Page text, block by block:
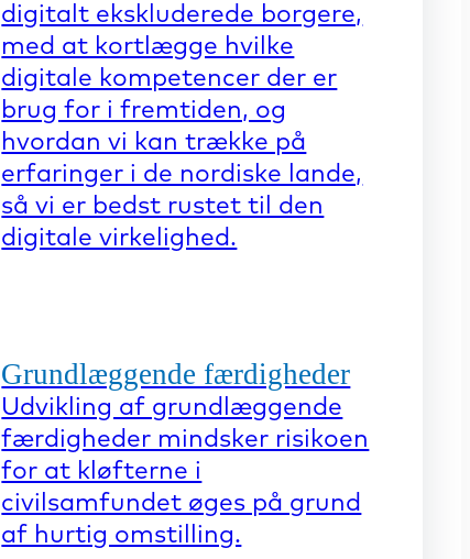
digitalt ekskluderede borgere,
med at kortlægge hvilke
digitale kompetencer der er
brug for i fremtiden, og
hvordan vi kan trække på
erfaringer i de nordiske lande,
så vi er bedst rustet til den
digitale virkelighed.
Grundlæggende færdigheder
Udvikling af grundlæggende
færdigheder mindsker risikoen
for at kløfterne i
civilsamfundet øges på grund
af hurtig omstilling.